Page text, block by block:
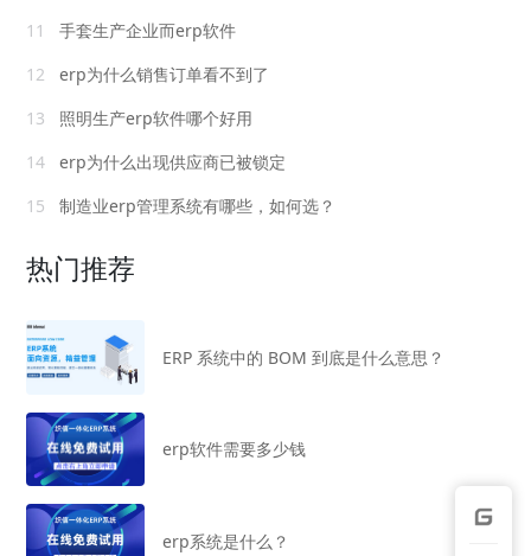
11
手套生产企业而erp软件
12
erp为什么销售订单看不到了
13
照明生产erp软件哪个好用
14
erp为什么出现供应商已被锁定
15
制造业erp管理系统有哪些，如何选？
热门推荐
ERP 系统中的 BOM 到底是什么意思？
erp软件需要多少钱
erp系统是什么？